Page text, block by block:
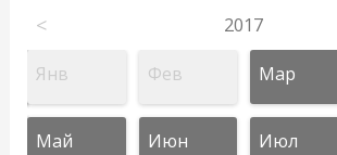
< 2017
Янв Фев Мар
Май Июн Июл